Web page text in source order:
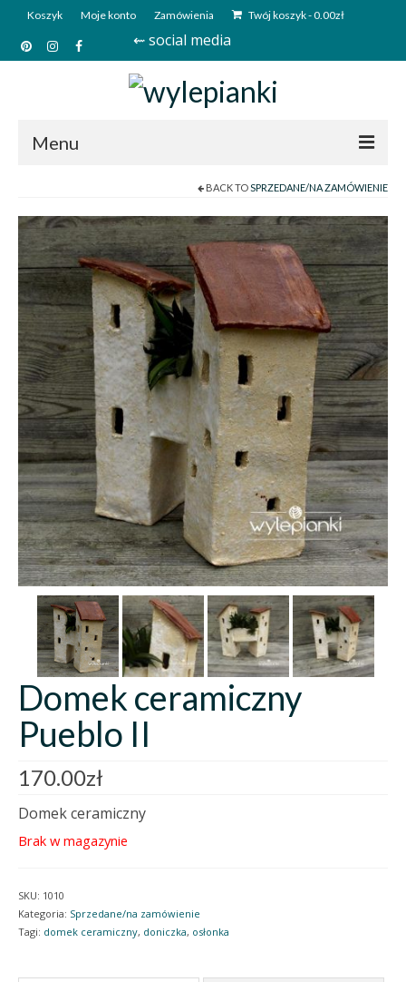
Koszyk Moje konto Zamówienia Twój koszyk-0.00zł
⇜ social media
Menu
Sklep
Kim jesteśmy?
Kontakt
Deutsch
BACK TOSPRZEDANE/NA ZAMÓWIENIE
Domek ceramiczny
Pueblo II
170.00zł
Domek ceramiczny
Brak w magazynie
SKU: 1010
Kategoria: Sprzedane/na zamówienie
Tagi: domek ceramiczny, doniczka, osłonka